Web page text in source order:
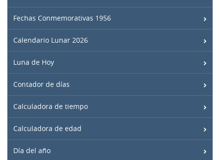
Fechas Conmemorativas 1956
Calendario Lunar 2026
Luna de Hoy
Contador de días
Calculadora de tiempo
Calculadora de edad
Día del año